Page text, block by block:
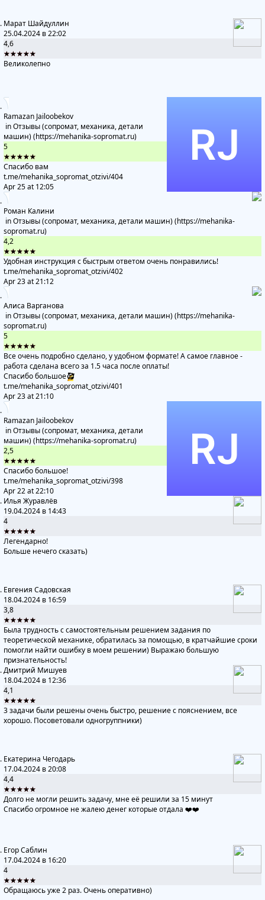
Марат Шайдуллин
25.04.2024 в 22:02
4,6
★★★★★
Великолепно
Ramazan Jailoobekov
inОтзывы (сопромат, механика, детали
машин) (https://mehanika-sopromat.ru)
5
★★★★★
Спасибо вам
t.me/mehanika_sopromat_otzivi/404
Apr 25 at 12:05
Роман Калини
inОтзывы (сопромат, механика, детали машин) (https://mehanika-
sopromat.ru)
4,2
★★★★★
Удобная инструкция с быстрым ответом очень понравились!
t.me/mehanika_sopromat_otzivi/402
Apr 23 at 21:12
Алиса Варганова
inОтзывы (сопромат, механика, детали машин) (https://mehanika-
sopromat.ru)
5
★★★★★
Все очень подробно сделано, у удобном формате! А самое главное -
работа сделана всего за 1.5 часа после оплаты!
Спасибо большое🥰
t.me/mehanika_sopromat_otzivi/401
Apr 23 at 21:10
Ramazan Jailoobekov
inОтзывы (сопромат, механика, детали
машин) (https://mehanika-sopromat.ru)
2,5
★★★★★
Спасибо большое!
t.me/mehanika_sopromat_otzivi/398
Apr 22 at 22:10
Илья Журавлёв
19.04.2024 в 14:43
4
★★★★★
Легендарно!
Больше нечего сказать)
Евгения Садовская
18.04.2024 в 16:59
3,8
★★★★★
Была трудность с самостоятельным решением задания по
теоретической механике, обратилась за помощью, в кратчайшие сроки
помогли найти ошибку в моем решении) Выражаю большую
признательность!
Дмитрий Мишуев
18.04.2024 в 12:36
4,1
★★★★★
3 задачи были решены очень быстро, решение с пояснением, все
хорошо. Посоветовали одногруппники)
Екатерина Чегодарь
17.04.2024 в 20:08
4,4
★★★★★
Долго не могли решить задачу, мне её решили за 15 минут
Спасибо огромное не жалею денег которые отдала ❤️❤️
Егор Саблин
17.04.2024 в 16:20
4
★★★★★
Обращаюсь уже 2 раз. Очень оперативно)